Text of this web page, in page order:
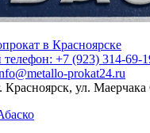
в Красноярске
телефон: +7 (923) 314-69-
prokat24.ru
Красноярск, ул.